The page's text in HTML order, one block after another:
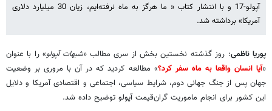
آپولو-17 و با انتشار کتاب « ما هرگز به ماه نرفته‌ایم، زیان 30 میلیارد دلاری
آمریکا» برداشته شد.
پوریا ناظمی: روز گذشته نخستین بخش از سری مطالب «شبهات آپولو» را با عنوان
«آیا انسان واقعا به ماه سفر کرد؟» مطالعه کردید که در آن با مروری بر وضعیت
جهان پس از جنگ جهانی دوم، شرایط سیاسی، اجتماعی و اقتصادی آمریکا و دلایل
این کشور برای انجام ماموریت گران‌قیمت آپولو توضیح داده شد.